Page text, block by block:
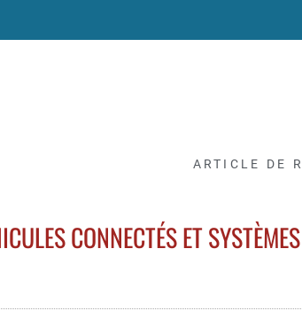
ARTICLE DE
CONNECTÉS ET